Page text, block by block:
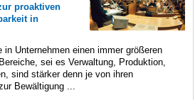
proaktiven
in
in Unternehmen einen immer größeren
sei es Verwaltung, Produktion,
sind stärker denn je von ihren
Bewältigung ...